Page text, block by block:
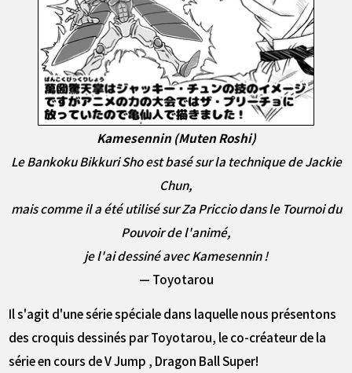
Kamesennin (Muten Roshi)
Le Bankoku Bikkuri Sho est basé sur la technique de Jackie
Chun,
mais comme il a été utilisé sur Za Priccio dans le Tournoi du
Pouvoir de l'animé,
je l'ai dessiné avec Kamesennin !
— Toyotarou
Il s'agit d'une série spéciale dans laquelle nous présentons
des croquis dessinés par Toyotarou, le co-créateur de la
série en cours de V Jump , Dragon Ball Super!